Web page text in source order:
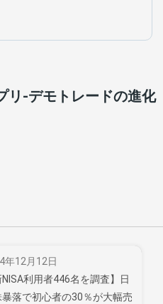
リ-デモトレードの進化
年12月12日
NISA利用者446名を調査】日
暴落で初心者の30％が大幅売